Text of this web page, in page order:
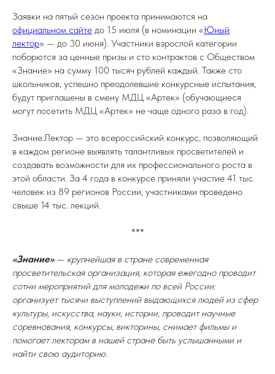
Заявки на пятый сезон проекта принимаются на
официальном сайте до 15 июля (в номинации «Юный
лектор» — до 30 июня). Участники взрослой категории
поборются за ценные призы и сто контрактов с Обществом
«Знание» на сумму 100 тысяч рублей каждый. Также сто
школьников, успешно преодолевшие конкурсные испытания,
будут приглашены в смену МДЦ «Артек» (обучающиеся
могут посетить МДЦ «Артек» не чаще одного раза в год).
Знание.Лектор — это всероссийский конкурс, позволяющий
в каждом регионе выявлять талантливых просветителей и
создавать возможности для их профессионального роста в
этой области. За 4 года в конкурсе приняли участие 41 тыс.
человек из 89 регионов России, участниками проведено
свыше 14 тыс. лекций.
***
«Знание»— крупнейшая в стране современная
просветительская организация, которая ежегодно проводит
сотни мероприятий для молодежи по всей России:
организует тысячи выступлений выдающихся людей из сфер
культуры, искусства, науки, истории, проводит научные
соревнования, конкурсы, викторины, снимает фильмы и
помогает лекторам в нашей стране быть услышанными и
найти свою аудиторию.